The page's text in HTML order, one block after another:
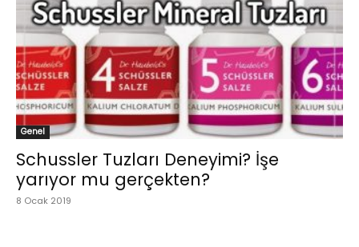
Genel
Schussler Tuzları Deneyimi? İşe
yarıyor mu gerçekten?
8 Ocak 2019